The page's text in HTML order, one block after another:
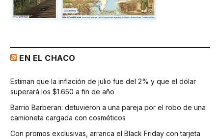
EN EL CHACO
Estiman que la inflación de julio fue del 2% y que el dólar
superará los $1.650 a fin de año
Barrio Barberan: detuvieron a una pareja por el robo de una
camioneta cargada con cosméticos
Con promos exclusivas, arranca el Black Friday con tarjeta